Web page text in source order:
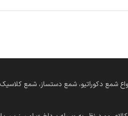
خرید انواع شمع دکوراتیو، شمع دستساز،